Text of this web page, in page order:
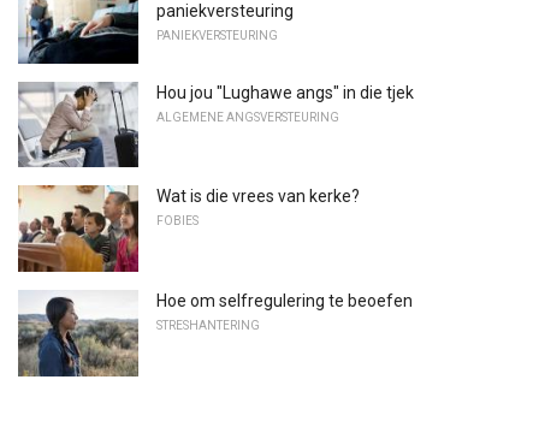
paniekversteuring
PANIEKVERSTEURING
Hou jou "Lughawe angs" in die tjek
ALGEMENE ANGSVERSTEURING
Wat is die vrees van kerke?
FOBIES
Hoe om selfregulering te beoefen
STRESHANTERING